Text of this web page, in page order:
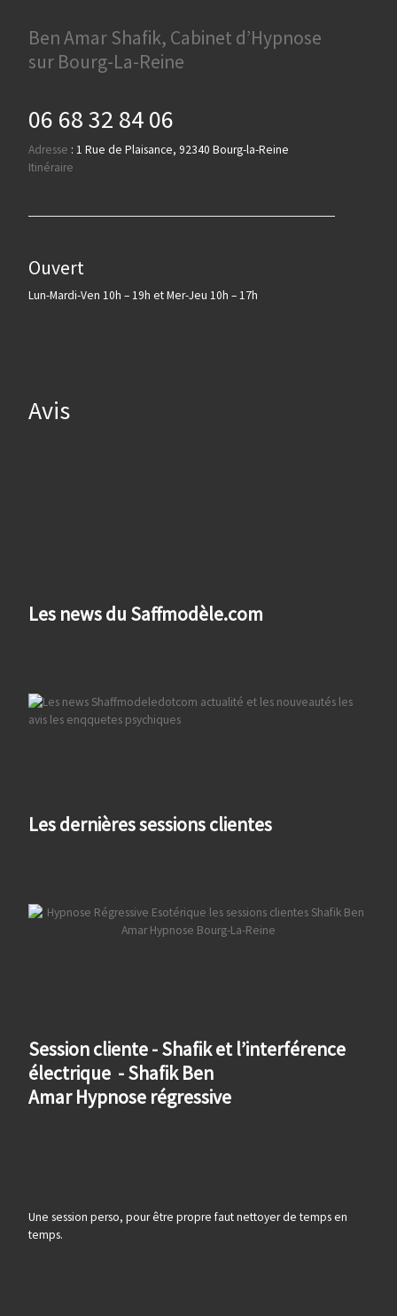
Ben Amar Shafik, Cabinet d’Hypnose
sur Bourg-La-Reine
06 68 32 84 06
Adresse : 1 Rue de Plaisance, 92340 Bourg-la-Reine
Itinéraire
Ouvert
Lun-Mardi-Ven 10h – 19h et Mer-Jeu 10h – 17h
Avis
Les news du Saffmodèle.com
Les dernières sessions clientes
Session cliente - Shafik et l’interférence
électrique - Shafik Ben
Amar Hypnose régressive
Une session perso, pour être propre faut nettoyer de temps en
temps.